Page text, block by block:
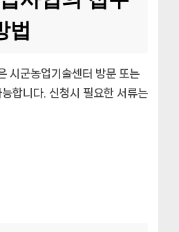
법
시군농업기술센터 방문 또는
합니다. 신청시 필요한 서류는